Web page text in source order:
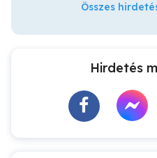
Összes
Hirdetés